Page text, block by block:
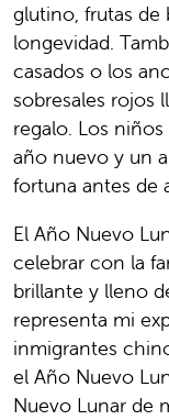
glutino, frutas de
longevidad.
casados o los
sobresales rojos
regalo. Los
año nuevo y un
fortuna antes de
El Año Nuevo
celebrar con la
brillante y lleno
representa mi
inmigrantes
el Año Nuevo
Nuevo Lunar de